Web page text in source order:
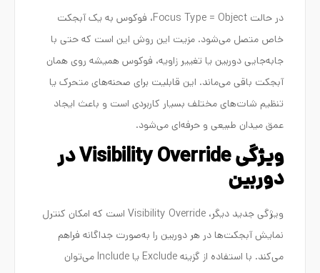
در حالت Focus Type = Object، فوکوس به یک آبجکت
خاص متصل می‌شود. مزیت این روش این است که حتی با
جابه‌جایی دوربین یا تغییر زاویه، فوکوس همیشه روی همان
آبجکت باقی می‌ماند. این قابلیت برای صحنه‌های متحرک یا
تنظیم شات‌های مختلف بسیار کاربردی است و باعث ایجاد
عمق میدان طبیعی و حرفه‌ای می‌شود.
ویژگی Visibility Override در
دوربین
ویژگی جدید دیگر، Visibility Override است که امکان کنترل
نمایش آبجکت‌ها در هر دوربین را به‌صورت جداگانه فراهم
می‌کند. با استفاده از گزینه Exclude یا Include می‌توان